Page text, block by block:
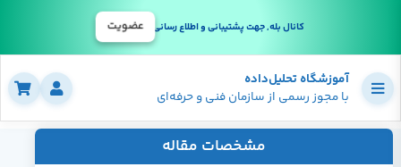
کانال بله, جهت پشتیبانی و اطلاع رسانی عضویت
آموزشگاه تحلیل‌داده
با مجوز رسمی از سازمان فنی و حرفه‌ای
مشخصات مقاله